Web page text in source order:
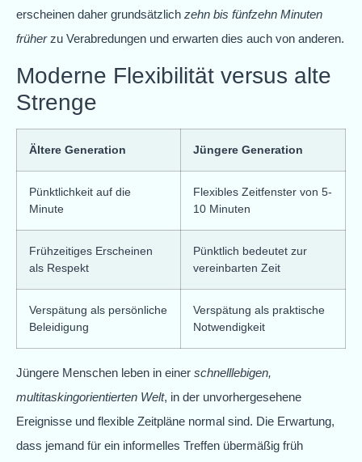
erscheinen daher grundsätzlich zehn bis fünfzehn Minuten
früherzu Verabredungen und erwarten dies auch von anderen.
Moderne Flexibilität versus alte
Strenge
Ältere Generation Jüngere Generation
Pünktlichkeit auf die
Minute
Flexibles Zeitfenster von 5-
10 Minuten
Frühzeitiges Erscheinen
als Respekt
Pünktlich bedeutet zur
vereinbarten Zeit
Verspätung als persönliche
Beleidigung
Verspätung als praktische
Notwendigkeit
Jüngere Menschen leben in einer schnelllebigen,
multitaskingorientierten Welt, in der unvorhergesehene
Ereignisse und flexible Zeitpläne normal sind. Die Erwartung,
dass jemand für ein informelles Treffen übermäßig früh